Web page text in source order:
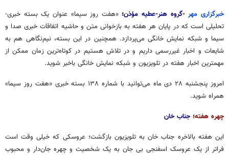
خبرگزاری مهر-گروه هنر-عطیه مؤذن؛ «هفت روز سیما» عنوان یک بسته خبری-
تحلیلی است که در پایان هر هفته به بازخوانی متن و حاشیه اتفاقات خبری صدا و
سیما و شبکه نمایش خانگی می‌پردازد. همچنین در این بسته، نیم‌نگاهی هم به
شایعات و اخبار غیررسمی داریم و در تلاش هستیم در کوتاه‌ترین زمان ممکن از
مهمترین اخبار هفته در تلویزیون و شبکه نمایش خانگی باخبر شوید.
امروز پنجشنبه ۲۸ دی ماه می‌توانید با شماره ۱۳۸ بسته خبری «هفت روز سیما»
همراه شوید.
چهره هفته؛ جناب خان
این هفته بالاخره جناب خان به تلویزیون بازگشت؛ عروسکی که خیلی وقت است
فراتر از یک عروسک اسفنجی بی جان به یک شخصیت و چهره جان‌دار و محبوب